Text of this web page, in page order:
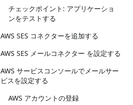
チェックポイント: アプリケーショ
ンをテストする
AWS SES コネクターを追加する
AWS SES メールコネクター を設定する
AWS サービスコンソールでメールサー
ビスを設定する
AWS アカウントの登録